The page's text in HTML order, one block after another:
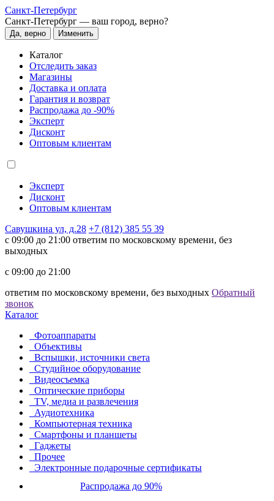
Санкт-Петербург
Санкт-Петербург — ваш город, верно?
Да, верно Изменить
Каталог
Отследить заказ
Магазины
Доставка и оплата
Гарантия и возврат
Распродажа до -90%
Эксперт
Дисконт
Оптовым клиентам
Эксперт
Дисконт
Оптовым клиентам
Савушкина ул, д.28 +7 (812) 385 55 39
c 09:00 до 21:00 ответим по московскому времени, без
выходных
c 09:00 до 21:00
ответим по московскому времени, без выходных Обратный
звонок
Каталог
Фотоаппараты
Объективы
Вспышки, источники света
Студийное оборудование
Видеосъемка
Оптические приборы
TV, медиа и развлечения
Аудиотехника
Компьютерная техника
Смартфоны и планшеты
Гаджеты
Прочее
Электронные подарочные сертификаты
Распродажа до 90%